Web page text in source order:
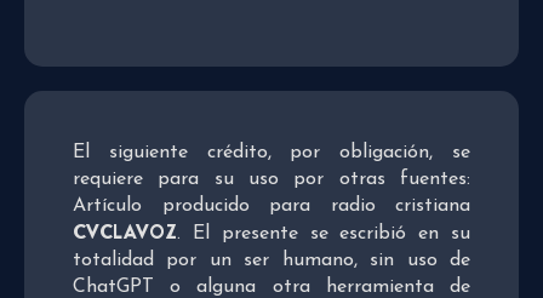
El siguiente crédito, por obligación, se
requiere para su uso por otras fuentes:
Artículo producido para radio cristiana
CVCLAVOZ. El presente se escribió en su
totalidad por un ser humano, sin uso de
ChatGPT o alguna otra herramienta de